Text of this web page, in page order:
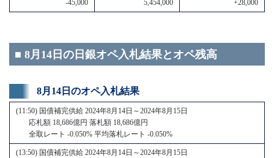
-45,000 5,454,000 +28,000
■ 8月14日の日銀オペ入札結果とオペ残高
8月14日のオペ入札結果
(11:50) 国債補完供給 2024年8月14日～2024年8月15日
応札額 18,686億円 落札額 18,686億円
全取レート -0.050% 平均落札レート -0.050%
(13:50) 国債補完供給 2024年8月14日～2024年8月15日